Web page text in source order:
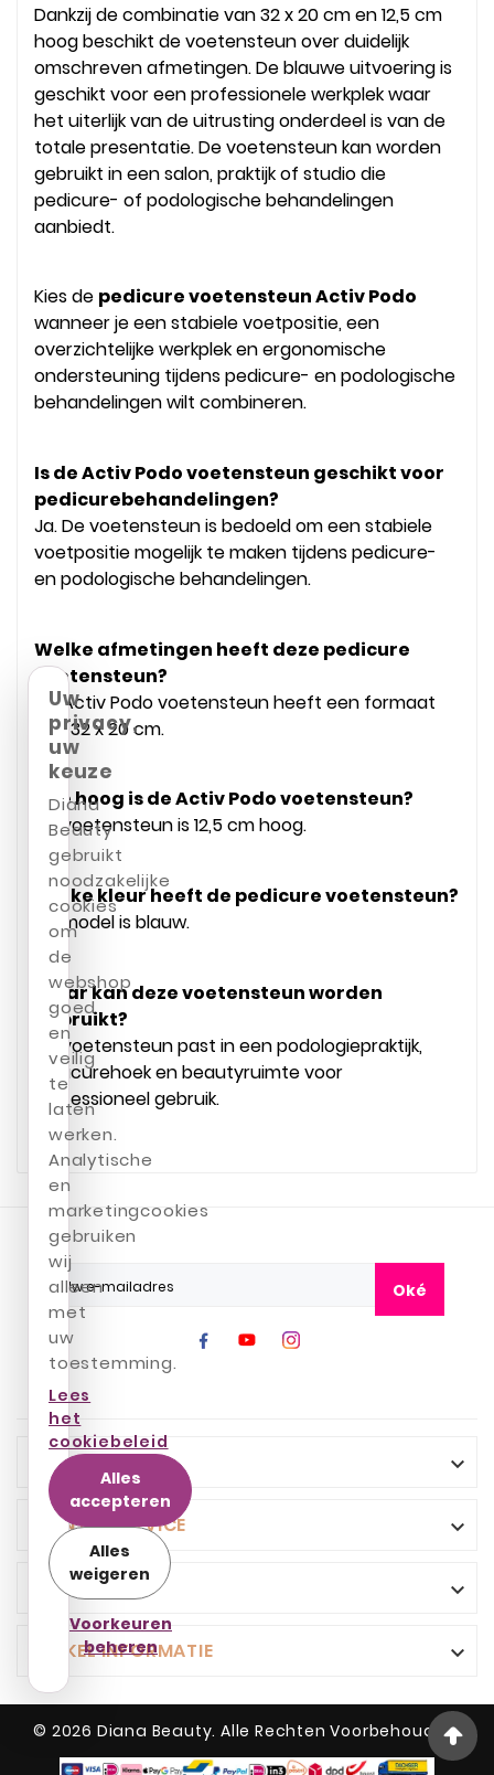
Dankzij de combinatie van 32 x 20 cm en 12,5 cm
hoog beschikt de voetensteun over duidelijk
omschreven afmetingen. De blauwe uitvoering is
geschikt voor een professionele werkplek waar
het uiterlijk van de uitrusting onderdeel is van de
totale presentatie. De voetensteun kan worden
gebruikt in een salon, praktijk of studio die
pedicure- of podologische behandelingen
aanbiedt.
Kies de pedicure voetensteun Activ Podo
wanneer je een stabiele voetpositie, een
overzichtelijke werkplek en ergonomische
ondersteuning tijdens pedicure- en podologische
behandelingen wilt combineren.
Is de Activ Podo voetensteun geschikt voor
pedicurebehandelingen?
Ja. De voetensteun is bedoeld om een stabiele
voetpositie mogelijk te maken tijdens pedicure-
en podologische behandelingen.
Welke afmetingen heeft deze pedicure
voetensteun?
De Activ Podo voetensteun heeft een formaat
van 32 x 20 cm.
Hoe hoog is de Activ Podo voetensteun?
De voetensteun is 12,5 cm hoog.
Welke kleur heeft de pedicure voetensteun?
Dit model is blauw.
Waar kan deze voetensteun worden
gebruikt?
De voetensteun past in een podologiepraktijk,
pedicurehoek en beautyruimte voor
professioneel gebruik.
Oké
INFO 
KLANTENSERVICE 
UW ACCOUNT 
WINKEL INFORMATIE 
Uw
privacy,
uw
keuze
Diana
Beauty
gebruikt
noodzakelijke
cookies
om
de
webshop
goed
en
veilig
te
laten
werken.
Analytische
en
marketingcookies
gebruiken
wij
alleen
met
uw
toestemming.
Lees
het
cookiebeleid
Alles
accepteren
Alles
weigeren
Voorkeuren
beheren
© 2026 Diana Beauty. Alle Rechten Voorbehouden.